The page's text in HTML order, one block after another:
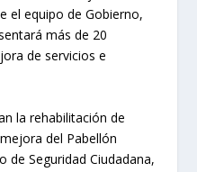
el equipo de Gobierno,
más de 20
de servicios e
la rehabilitación de
del Pabellón
de Seguridad Ciudadana,